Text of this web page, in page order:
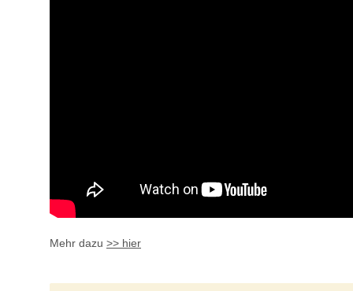
Mehr dazu >> hier